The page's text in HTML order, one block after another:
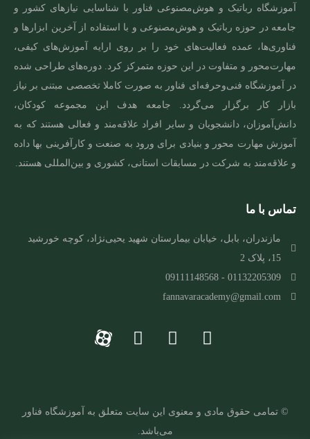
آموزشگاه رباتیک و هوش‌مصنوعی فناور با شناسایی نیازهای کشور و
جامعه در حوزه رباتیک و هوش‌مصنوعی و با استفاده از آخرین ابزارها و
فناوری‌ها، عمده فعالیت‌های خود را بر روی ارایه آموزش‌های کیفی،
مهارت‌محور و متفاوت در این حوزه متمرکز کرد. دوره‌های طراحی شده
در آموزشگاه فنی‌و‌حرفه‌ای فناور به صورت کاملا تخصصی مبتنی بر نیاز
بازار کار برگزار می‌گردد. جامعه هدف این مجموعه کودکان،
دانش‌آموزان، دانشجویان و سایر افراد علاقه‌مند و فعالی هستند که به
آموزش مهارت‌ محور و بنیادی برای ورود به صنعت و کارآفرینی بها داده
و علاقه‌مند به شرکت در مسابقات استانی، کشوری و بین‌المللی هستند.
تماس با ما
مازندران، بابل، خیابان بیمارستان شهید یحیی‌نژاد، کوچه خورشید
15، پلاک 2
01132205309 - 09111148568
fannavaracademy@gmail.com
© تمامی حقوق مادی و معنوی این سایت متعلق به
موزشگاه فناور
می‌باشد.